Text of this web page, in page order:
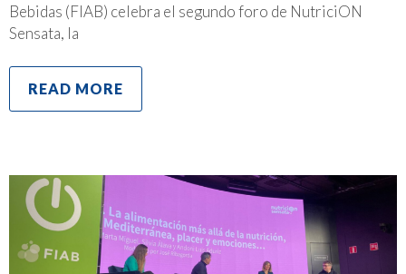
Bebidas (FIAB) celebra el segundo foro de NutriciON
Sensata, la
READ MORE